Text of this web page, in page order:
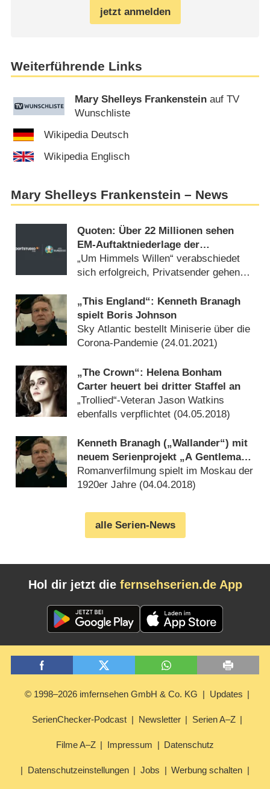
jetzt anmelden
Weiterführende Links
Mary Shelleys Frankenstein auf TV
Wunschliste
Wikipedia Deutsch
Wikipedia Englisch
Mary Shelleys Frankenstein – News
Quoten: Über 22 Millionen sehen
EM-Auftaktniederlage der
Nationalelf
„Um Himmels Willen“ verabschiedet
sich erfolgreich, Privatsender gehen
„This England“: Kenneth Branagh
spielt Boris Johnson
Sky Atlantic bestellt Miniserie über die
Corona-Pandemie (24.01.2021)
„The Crown“: Helena Bonham
Carter heuert bei dritter Staffel an
„Trollied“-Veteran Jason Watkins
ebenfalls verpflichtet (04.05.2018)
Kenneth Branagh („Wallander“) mit
neuem Serienprojekt „A Gentleman
in Moscow“
Romanverfilmung spielt im Moskau der
1920er Jahre (04.04.2018)
alle Serien-News
Hol dir jetzt die fernsehserien.de App
© 1998–2026 imfernsehen GmbH & Co. KG Updates
SerienChecker-Podcast Newsletter Serien A–Z
Filme A–Z Impressum Datenschutz
Datenschutzeinstellungen Jobs Werbung schalten